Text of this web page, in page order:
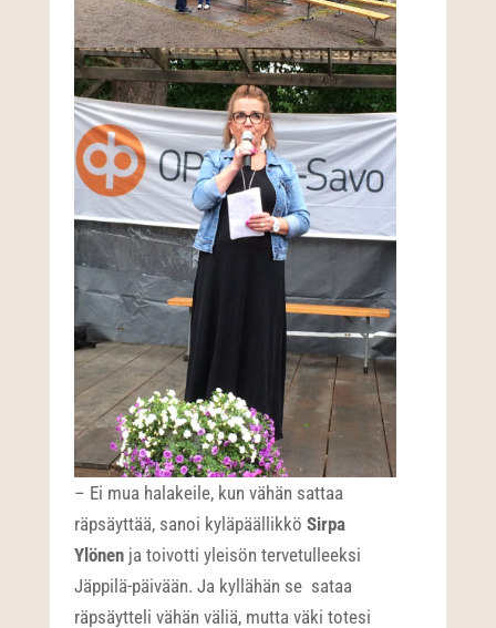
– Ei mua halakeile, kun vähän sattaa
räpsäyttää, sanoi kyläpäällikköSirpa
Ylönen ja toivotti yleisön tervetulleeksi
Jäppilä-päivään. Ja kyllähän se sataa
räpsäytteli vähän väliä, mutta väki totesi